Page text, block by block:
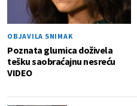
OBJAVILA SNIMAK
Poznata glumica doživela
tešku saobraćajnu nesreću
VIDEO